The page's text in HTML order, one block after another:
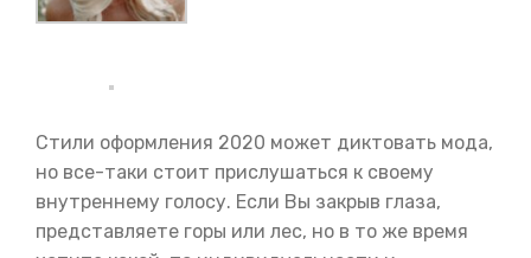
Стили оформления 2020 может диктовать мода,
но все-таки стоит прислушаться к своему
внутреннему голосу. Если Вы закрыв глаза,
представляете горы или лес, но в то же время